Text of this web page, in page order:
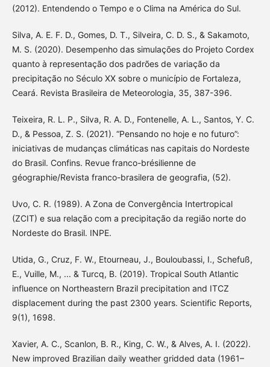
(2012). Entendendo o Tempo e o Clima na América do Sul.
Silva, A. E. F. D., Gomes, D. T., Silveira, C. D. S., & Sakamoto,
M. S. (2020). Desempenho das simulações do Projeto Cordex
quanto à representação dos padrões de variação da
precipitação no Século XX sobre o município de Fortaleza,
Ceará. Revista Brasileira de Meteorologia, 35, 387-396.
Teixeira, R. L. P., Silva, R. A. D., Fontenelle, A. L., Santos, Y. C.
D., & Pessoa, Z. S. (2021). “Pensando no hoje e no futuro”:
iniciativas de mudanças climáticas nas capitais do Nordeste
do Brasil. Confins. Revue franco-brésilienne de
géographie/Revista franco-brasilera de geografia, (52).
Uvo, C. R. (1989). A Zona de Convergência Intertropical
(ZCIT) e sua relação com a precipitação da região norte do
Nordeste do Brasil. INPE.
Utida, G., Cruz, F. W., Etourneau, J., Bouloubassi, I., Schefuß,
E., Vuille, M., ... & Turcq, B. (2019). Tropical South Atlantic
influence on Northeastern Brazil precipitation and ITCZ
displacement during the past 2300 years. Scientific Reports,
9(1), 1698.
Xavier, A. C., Scanlon, B. R., King, C. W., & Alves, A. I. (2022).
New improved Brazilian daily weather gridded data (1961–